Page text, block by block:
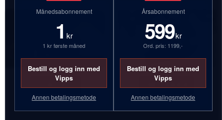
Månedsabonnement
1 kr
1 kr første måned
Bestill og logg inn med
Vipps
Annen betalingsmetode
Årsabonnement
599kr
Ord. pris: 1199,-
Bestill og logg inn med
Vipps
Annen betalingsmetode
DJ83917 HB34868